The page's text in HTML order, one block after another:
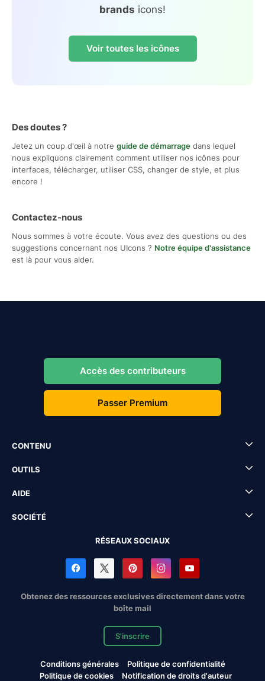
brands icons!
Voir toutes les icônes
Des doutes ?
Jetez un coup d'œil à notre guide de démarrage dans lequel
nous expliquons clairement comment utiliser nos icônes pour
interfaces, télécharger, utiliser CSS, changer de style, et plus
encore !
Contactez-nous
Nous sommes à votre écoute. Vous avez des questions ou des
suggestions concernant nos UIcons ? Notre équipe d'assistance
est là pour vous aider.
Accès des contributeurs
Passer Premium
CONTENU
OUTILS
AIDE
SOCIÉTÉ
RÉSEAUX SOCIAUX
Obtenez des ressources exclusives directement dans votre
boîte mail
S'inscrire
Conditions générales
Politique de confidentialité
Politique de cookies
Notification de droits d'auteur